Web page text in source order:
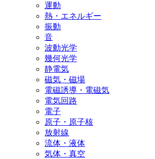
運動
熱・エネルギー
振動
音
波動光学
幾何光学
静電気
磁気・磁場
電磁誘導・電磁気
電気回路
電子
原子・原子核
放射線
流体・液体
気体・真空